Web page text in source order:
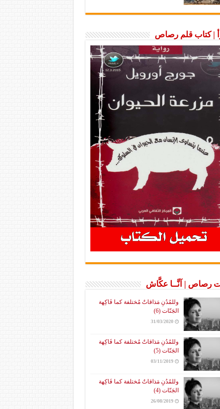
| كتاب قلم رصاص
رصاص | آنَّــا عكَّاش
وللمُدُنِ مَذاقاتٌ مُختلفة كما فَاكِهة
الجَنّات (6)
31/03/2020
وللمُدُنِ مَذاقاتٌ مُختلفة كما فَاكِهة
الجَنّات (5)
03/11/2019
وللمُدُنِ مَذاقاتٌ مُختلفة كما فَاكِهة
الجَنّات (4)
26/08/2019